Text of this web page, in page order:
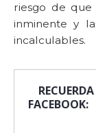
riesgo de que
inminente y
incalculables.
FACEBOOK: